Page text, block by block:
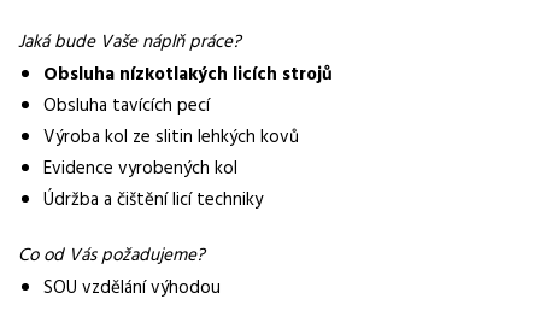
dvousměnný provoz
Forma práce
práce na pracovišti
ubytování zdarma, zálohy, 13. a 14. plat, stravenky
Požadavky
Jaká bude Vaše náplň práce?
Obsluha nízkotlakých licích strojů
Obsluha tavících pecí
Výroba kol ze slitin lehkých kovů
Evidence vyrobených kol
Údržba a čištění licí techniky
Co od Vás požadujeme?
SOU vzdělání výhodou